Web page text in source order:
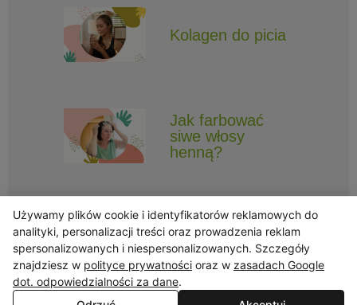
Kolagen do picia
Jak farbować
siwe włosy
henną?
Obserwuj Triny, by nie ominęły Cię najlepsze promocje i informacje
o nowościach.
Używamy plików cookie i identyfikatorów reklamowych do
analityki, personalizacji treści oraz prowadzenia reklam
spersonalizowanych i niespersonalizowanych. Szczegóły
znajdziesz w polityce prywatności oraz w zasadach Google
dot. odpowiedzialności za dane.